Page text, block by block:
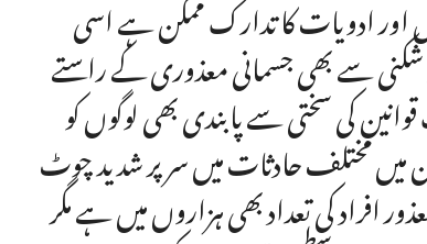
اور ادویات کا تدارک ممکن ہے اسی
سے بھی جسمانی معذوری کے راستے
کی سختی سے پابندی بھی لوگوں کو
مختلف حادثات میں سر پر شدید چوٹ
افراد کی تعداد بھی ہزاروں میں ہے مگر